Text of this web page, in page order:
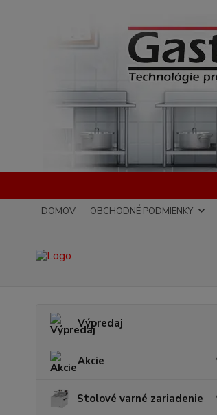
DOMOV OBCHODNÉ PODMIENKY
Výpredaj
Akcie
Stolové varné zariadenie